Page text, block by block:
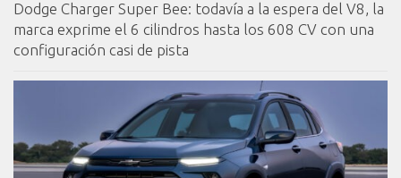
Dodge Charger Super Bee: todavía a la espera del V8, la
marca exprime el 6 cilindros hasta los 608 CV con una
configuración casi de pista